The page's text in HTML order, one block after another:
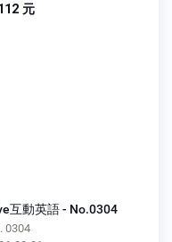
元
互動英語 - No.0304
0304